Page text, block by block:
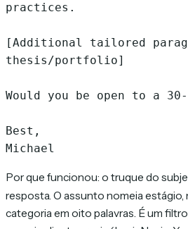
practices.
[Additional tailored
thesis/portfolio]
Would you be open to a
Best,
Por que funcionou: o truque do
resposta. O assunto nomeia
categoria em oito palavras. É um